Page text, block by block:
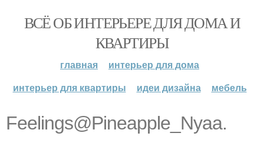
ВСЁ ОБ ИНТЕРЬЕРЕ ДЛЯ ДОМА И
КВАРТИРЫ
главная
интерьер для дома
интерьер для квартиры
идеи дизайна мебель
Feelings@Pineapple_Nyaa.